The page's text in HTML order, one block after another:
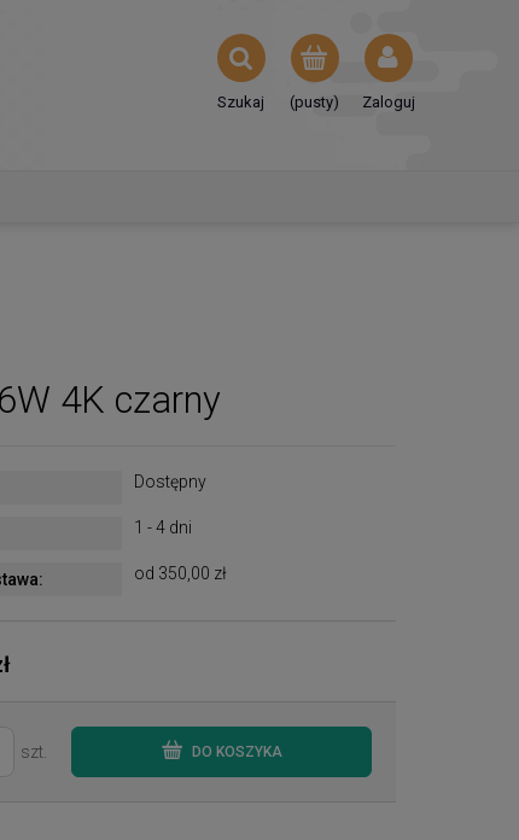
(pusty) Zaloguj
Szukaj
4K czarny
Dostępny
1 - 4 dni
od 350,00 zł
szt. DO KOSZYKA